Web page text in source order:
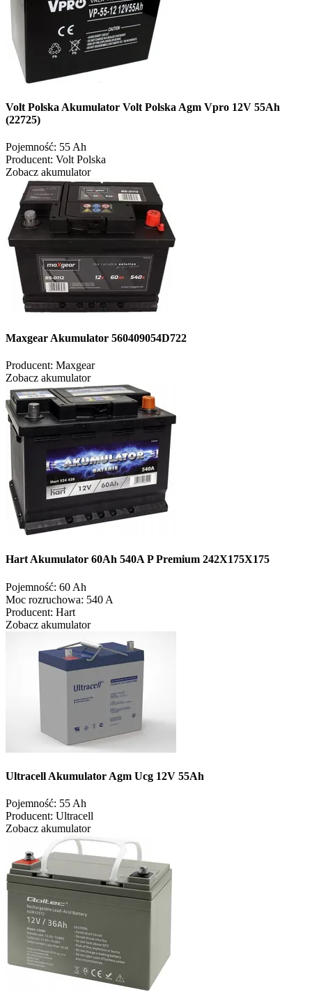
Volt Polska Akumulator Volt Polska Agm Vpro 12V 55Ah
(22725)
Pojemność: 55 Ah
Producent: Volt Polska
Zobacz akumulator
Maxgear Akumulator 560409054D722
Producent: Maxgear
Zobacz akumulator
Hart Akumulator 60Ah 540A P Premium 242X175X175
Pojemność: 60 Ah
Moc rozruchowa: 540 A
Producent: Hart
Zobacz akumulator
Ultracell Akumulator Agm Ucg 12V 55Ah
Pojemność: 55 Ah
Producent: Ultracell
Zobacz akumulator